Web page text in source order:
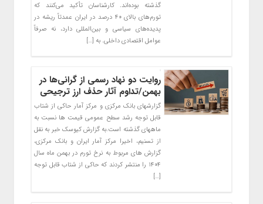
گذشته بوده‌اند. کارشناسان تأکید می‌کنند که
تورم‌های بالای ۴۰ درصد در ایران عمدتاً ریشه در
پدیده‌های سیاسی و بین‌المللی دارد، نه صرفاً
عوامل اقتصادی داخلی. به […]
روایت دو نهاد رسمی از گرانی‌ها در
بهمن‌/تداوم آثار حذف ارز ترجیحی
گزارشهای بانک مرکزی و مرکز آمار حاکی از شتاب
قابل توجه رشد سطح عمومی قیمت ها نسبت به
ماههای گذشته است.به گزارش کیوسک خبر به نقل
از تسنیم، اخیرا مرکز آمار ایران و بانک مرکزی،
گزارش های مربوط به نرخ تورم در بهمن ماه سال
۱۴۰۴ را منتشر کردند که حاکی از شتاب قابل توجه
[…]